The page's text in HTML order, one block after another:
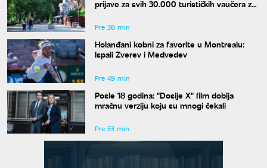
prijave za svih 30.000 turističkih vaučera za
Pre 38 min
Holanđani kobni za favorite u Montrealu:
Ispali Zverev i Medvedev
Pre 49 min
Posle 18 godina: "Dosije X" film dobija
mračnu verziju koju su mnogi čekali
Pre 53 min